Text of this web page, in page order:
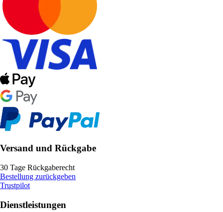
Versand und Rückgabe
30 Tage Rückgaberecht
Bestellung zurückgeben
Trustpilot
Dienstleistungen